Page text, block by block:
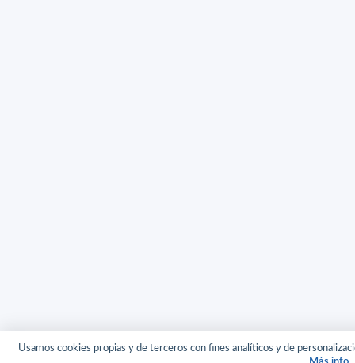
Usamos cookies propias y de terceros con fines analíticos y de